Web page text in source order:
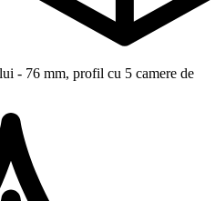
- 76 mm, profil cu 5 camere de